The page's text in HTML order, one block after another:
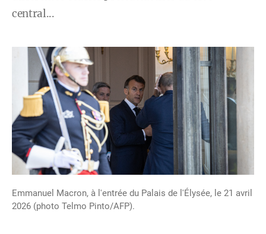
central...
Emmanuel Macron, à l'entrée du Palais de l'Élysée, le 21 avril
2026 (photo Telmo Pinto/AFP).